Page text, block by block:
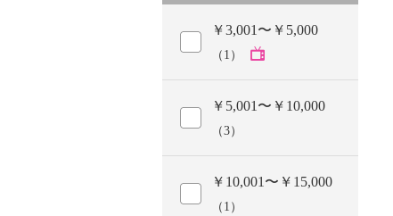
￥3,001〜￥5,000
（1）
￥5,001〜￥10,000
（3）
￥10,001〜￥15,000
（1）